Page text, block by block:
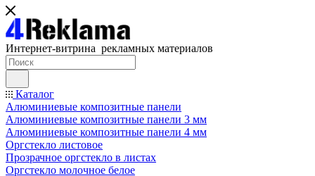
Интернет-витрина рекламных материалов
Каталог
Алюминиевые композитные панели
Алюминиевые композитные панели 3 мм
Алюминиевые композитные панели 4 мм
Оргстекло листовое
Прозрачное оргстекло в листах
Оргстекло молочное белое